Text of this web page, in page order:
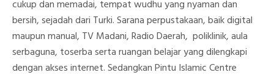
cukup dan memadai, tempat wudhu yang nyaman dan
bersih, sejadah dari Turki. Sarana perpustakaan, baik digital
maupun manual, TV Madani, Radio Daerah, poliklinik, aula
serbaguna, toserba serta ruangan belajar yang dilengkapi
dengan akses internet. Sedangkan Pintu Islamic Centre